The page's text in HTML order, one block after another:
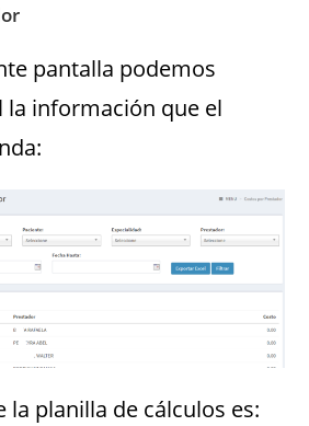
pantalla podemos
la información que el
la planilla de cálculos es: